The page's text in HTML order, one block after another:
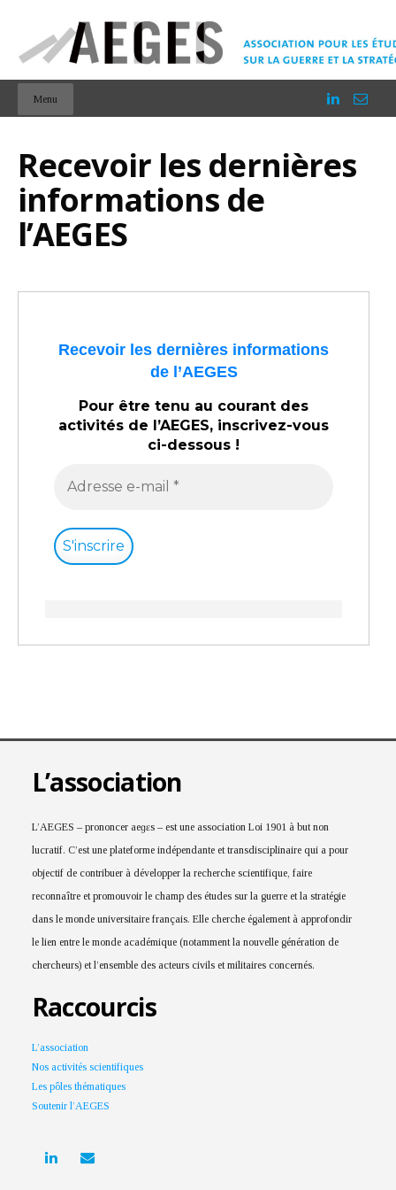
Menu
Recevoir les dernières
informations de
l’AEGES
Recevoir les dernières informations
de l’AEGES
Pour être tenu au courant des
activités de l’AEGES, inscrivez-vous
ci-dessous !
L’association
L’AEGES – prononcer aeɡɛs – est une association Loi 1901 à but non
lucratif. C’est une plateforme indépendante et transdisciplinaire qui a pour
objectif de contribuer à développer la recherche scientifique, faire
reconnaître et promouvoir le champ des études sur la guerre et la stratégie
dans le monde universitaire français. Elle cherche également à approfondir
le lien entre le monde académique (notamment la nouvelle génération de
chercheurs) et l’ensemble des acteurs civils et militaires concernés.
Raccourcis
L’association
Nos activités scientifiques
Les pôles thématiques
Soutenir l’AEGES